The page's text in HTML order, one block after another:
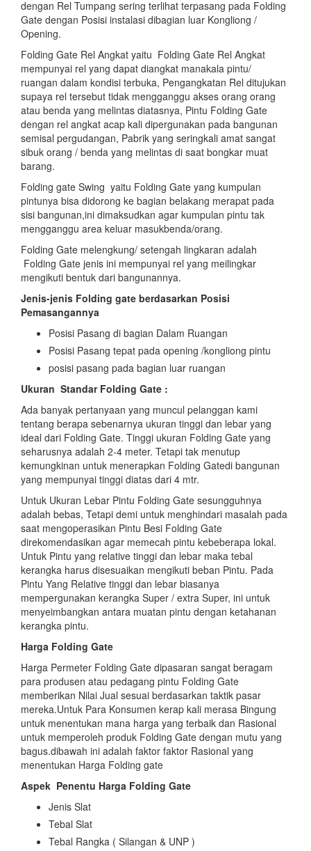
dengan Rel Tumpang sering terlihat terpasang pada Folding
Gate dengan Posisi instalasi dibagian luar Kongliong /
Opening.
Folding Gate Rel Angkat yaitu Folding Gate Rel Angkat
mempunyai rel yang dapat diangkat manakala pintu/
ruangan dalam kondisi terbuka, Pengangkatan Rel ditujukan
supaya rel tersebut tidak mengganggu akses orang orang
atau benda yang melintas diatasnya, Pintu Folding Gate
dengan rel angkat acap kali dipergunakan pada bangunan
semisal pergudangan, Pabrik yang seringkali amat sangat
sibuk orang / benda yang melintas di saat bongkar muat
barang.
Folding gate Swing yaitu Folding Gate yang kumpulan
pintunya bisa didorong ke bagian belakang merapat pada
sisi bangunan,ini dimaksudkan agar kumpulan pintu tak
mengganggu area keluar masukbenda/orang.
Folding Gate melengkung/ setengah lingkaran adalah
Folding Gate jenis ini mempunyai rel yang meilingkar
mengikuti bentuk dari bangunannya.
Jenis-jenis Folding gate berdasarkan Posisi
Pemasangannya
Posisi Pasang di bagian Dalam Ruangan
Posisi Pasang tepat pada opening /kongliong pintu
posisi pasang pada bagian luar ruangan
Ukuran Standar Folding Gate :
Ada banyak pertanyaan yang muncul pelanggan kami
tentang berapa sebenarnya ukuran tinggi dan lebar yang
ideal dari Folding Gate. Tinggi ukuran Folding Gate yang
seharusnya adalah 2-4 meter. Tetapi tak menutup
kemungkinan untuk menerapkan Folding Gatedi bangunan
yang mempunyai tinggi diatas dari 4 mtr.
Untuk Ukuran Lebar Pintu Folding Gate sesungguhnya
adalah bebas, Tetapi demi untuk menghindari masalah pada
saat mengoperasikan Pintu Besi Folding Gate
direkomendasikan agar memecah pintu kebeberapa lokal.
Untuk Pintu yang relative tinggi dan lebar maka tebal
kerangka harus disesuaikan mengikuti beban Pintu. Pada
Pintu Yang Relative tinggi dan lebar biasanya
mempergunakan kerangka Super / extra Super, ini untuk
menyeimbangkan antara muatan pintu dengan ketahanan
kerangka pintu.
Harga Folding Gate
Harga Permeter Folding Gate dipasaran sangat beragam
para produsen atau pedagang pintu Folding Gate
memberikan Nilai Jual sesuai berdasarkan taktik pasar
mereka.Untuk Para Konsumen kerap kali merasa Bingung
untuk menentukan mana harga yang terbaik dan Rasional
untuk memperoleh produk Folding Gate dengan mutu yang
bagus.dibawah ini adalah faktor faktor Rasional yang
menentukan Harga Folding gate
Aspek Penentu Harga Folding Gate
Jenis Slat
Tebal Slat
Tebal Rangka ( Silangan & UNP )